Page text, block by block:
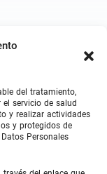
del tratamiento,
servicio de salud
y realizar actividades
y protegidos de
Personales